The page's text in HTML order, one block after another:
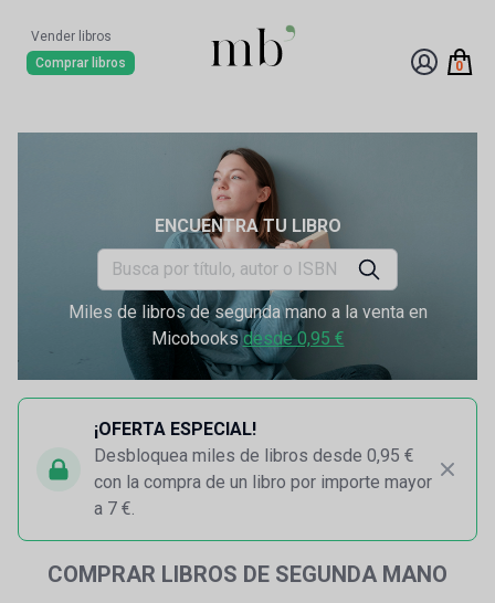
Vender libros
Comprar libros
0
ENCUENTRA TU LIBRO
Miles de libros de segunda mano a la venta en
Micobooksdesde 0,95 €
¡OFERTA ESPECIAL!
Desbloquea miles de libros desde 0,95 €
con la compra de un libro por importe mayor
a 7 €.
COMPRAR LIBROS DE SEGUNDA MANO